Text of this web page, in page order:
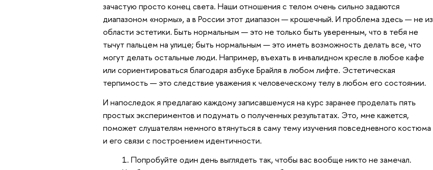
зачастую просто конец света. Наши отношения с телом очень сильно задаются
диапазоном «нормы», а в России этот диапазон — крошечный. И проблема здесь — не из
области эстетики. Быть нормальным — это не только быть уверенным, что в тебя не
тычут пальцем на улице; быть нормальным — это иметь возможность делать все, что
могут делать остальные люди. Например, въехать в инвалидном кресле в любое кафе
или сориентироваться благодаря азбуке Брайля в любом лифте. Эстетическая
терпимость — это следствие уважения к человеческому телу в любом его состоянии.
И напоследок я предлагаю каждому записавшемуся на курс заранее проделать пять
простых экспериментов и подумать о полученных результатах. Это, мне кажется,
поможет слушателям немного втянуться в саму тему изучения повседневного костюма
и его связи с построением идентичности.
Попробуйте один день выглядеть так, чтобы вас вообще никто не замечал.